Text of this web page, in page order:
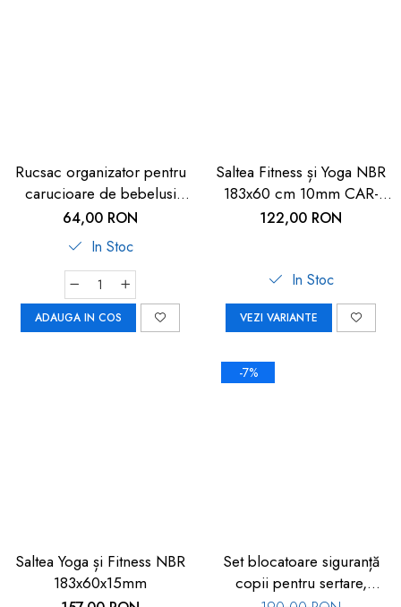
Rucsac organizator pentru
carucioare de bebelusi
Reer Clip&Go Bag 84082
64,00 RON
In Stoc
ADAUGA IN COS
Saltea Fitness și Yoga NBR
183x60 cm 10mm CAR-
BOY
122,00 RON
In Stoc
VEZI VARIANTE
Saltea Yoga și Fitness NBR
183x60x15mm
-7%
Set blocatoare siguranță
copii pentru sertare,